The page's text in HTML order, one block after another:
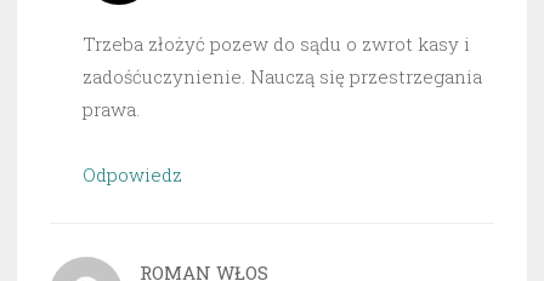
Trzeba złożyć pozew do sądu o zwrot kasy i
zadośćuczynienie. Nauczą się przestrzegania
prawa.
Odpowiedz
ROMAN WŁOS